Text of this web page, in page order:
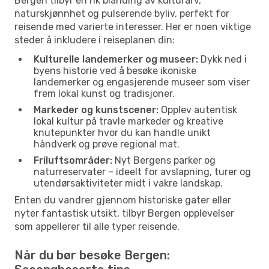
naturskjønnhet og pulserende byliv, perfekt for
reisende med varierte interesser. Her er noen viktige
steder å inkludere i reiseplanen din:
Kulturelle landemerker og museer: Dykk ned i
byens historie ved å besøke ikoniske
landemerker og engasjerende museer som viser
frem lokal kunst og tradisjoner.
Markeder og kunstscener: Opplev autentisk
lokal kultur på travle markeder og kreative
knutepunkter hvor du kan handle unikt
håndverk og prøve regional mat.
Friluftsområder: Nyt Bergens parker og
naturreservater – ideelt for avslapning, turer og
utendørsaktiviteter midt i vakre landskap.
Enten du vandrer gjennom historiske gater eller
nyter fantastisk utsikt, tilbyr Bergen opplevelser
som appellerer til alle typer reisende.
Når du bør besøke Bergen: